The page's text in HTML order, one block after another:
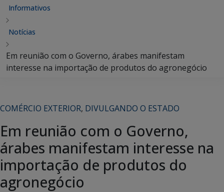
Informativos
Notícias
Em reunião com o Governo, árabes manifestam
interesse na importação de produtos do agronegócio
COMÉRCIO EXTERIOR, DIVULGANDO O ESTADO
Em reunião com o Governo,
árabes manifestam interesse na
importação de produtos do
agronegócio